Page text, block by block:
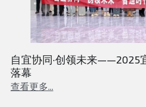
自宜协同·创领未来——2025
落幕
查看更多...